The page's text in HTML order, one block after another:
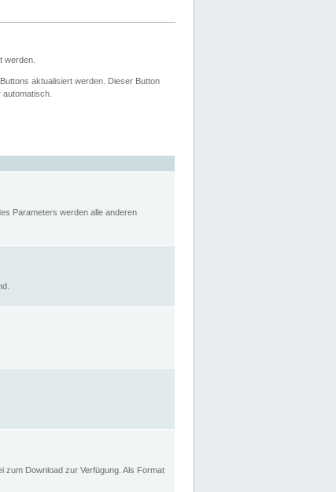
werden.
aktualisiert werden. Dieser Button
Parameters werden alle anderen
zum Download zur Verfügung. Als Format